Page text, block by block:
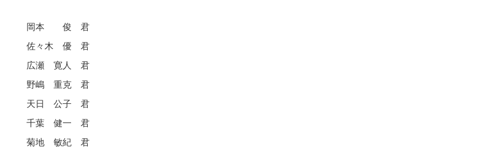
岡本 俊 君
佐々木 優 君
広瀬 寛人 君
野嶋 重克 君
天日 公子 君
千葉 健一 君
菊地 敏紀 君